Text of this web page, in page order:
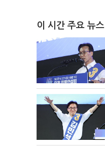
이 시간 주요 뉴스